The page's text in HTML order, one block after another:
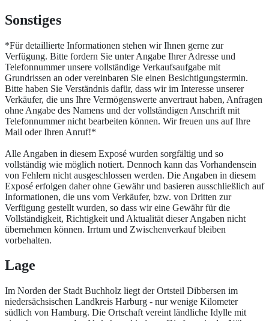
Sonstiges
*Für detaillierte Informationen stehen wir Ihnen gerne zur
Verfügung. Bitte fordern Sie unter Angabe Ihrer Adresse und
Telefonnummer unsere vollständige Verkaufsaufgabe mit
Grundrissen an oder vereinbaren Sie einen Besichtigungstermin.
Bitte haben Sie Verständnis dafür, dass wir im Interesse unserer
Verkäufer, die uns Ihre Vermögenswerte anvertraut haben, Anfragen
ohne Angabe des Namens und der vollständigen Anschrift mit
Telefonnummer nicht bearbeiten können. Wir freuen uns auf Ihre
Mail oder Ihren Anruf!*
Alle Angaben in diesem Exposé wurden sorgfältig und so
vollständig wie möglich notiert. Dennoch kann das Vorhandensein
von Fehlern nicht ausgeschlossen werden. Die Angaben in diesem
Exposé erfolgen daher ohne Gewähr und basieren ausschließlich auf
Informationen, die uns vom Verkäufer, bzw. von Dritten zur
Verfügung gestellt wurden, so dass wir eine Gewähr für die
Vollständigkeit, Richtigkeit und Aktualität dieser Angaben nicht
übernehmen können. Irrtum und Zwischenverkauf bleiben
vorbehalten.
Lage
Im Norden der Stadt Buchholz liegt der Ortsteil Dibbersen im
niedersächsischen Landkreis Harburg - nur wenige Kilometer
südlich von Hamburg. Die Ortschaft vereint ländliche Idylle mit